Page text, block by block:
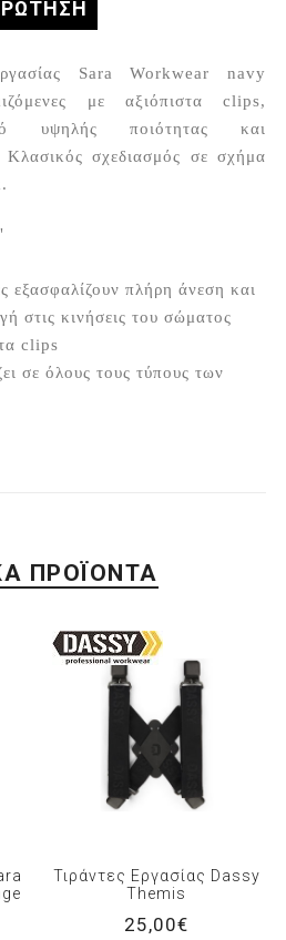
Sara Workwear navy
με αξιόπιστα clips,
υψηλής ποιότητας και
Κλασικός σχεδιασμός σε σχήμα
εξασφαλίζουν πλήρη άνεση και
στις κινήσεις του σώματος
clips
σε όλους τους τύπους των
ΠΡΟΪΌΝΤΑ
Τιράντες Εργασίας Dassy
Themis
25,00€